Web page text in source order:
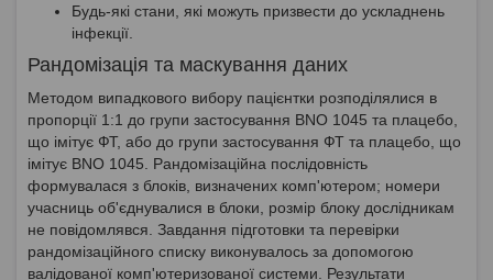
Будь-які стани, які можуть призвести до ускладнень
інфекції.
Рандомізація та маскування даних
Методом випадкового вибору пацієнтки розподілялися в
пропорції 1:1 до групи застосування BNO 1045 та плацебо,
що імітує ФТ, або до групи застосування ФТ та плацебо, що
імітує BNO 1045. Рандомізаційна послідовність
формувалася з блоків, визначених комп'ютером; номери
учасниць об'єднувалися в блоки, розмір блоку дослідникам
не повідомлявся. Завдання підготовки та перевірки
рандомізаційного списку виконувалось за допомогою
валідованої комп'ютеризованої системи. Результати